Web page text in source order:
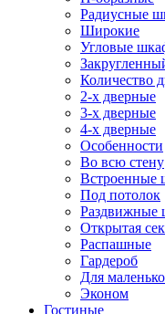
Радиусные
Широкие
Угловые
Количество
2-х дверные
3-х дверные
4-х дверные
Особенности
Во всю стену
Встроенные
Под потолок
Раздвижные
Открытая
Распашные
Гардероб
Для
Эконом
Гостиные